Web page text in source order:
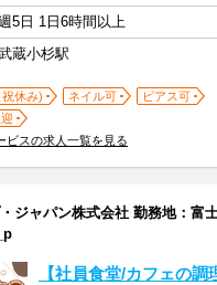
5日 1日6時間以上
蔵小杉駅
休み) ネイル可
ピアス可
ビスの求人一覧を見る
ジャパン株式会社 勤務地：富
【社員食堂/カフェの調